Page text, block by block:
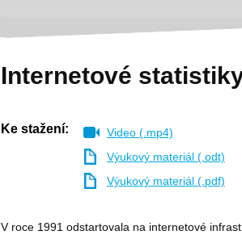
Internetové
Ke stažení:
Video (.mp4)
Výukový materiál (.odt)
Výukový materiál (.pdf)
V roce 1991 odstartovala na internetové